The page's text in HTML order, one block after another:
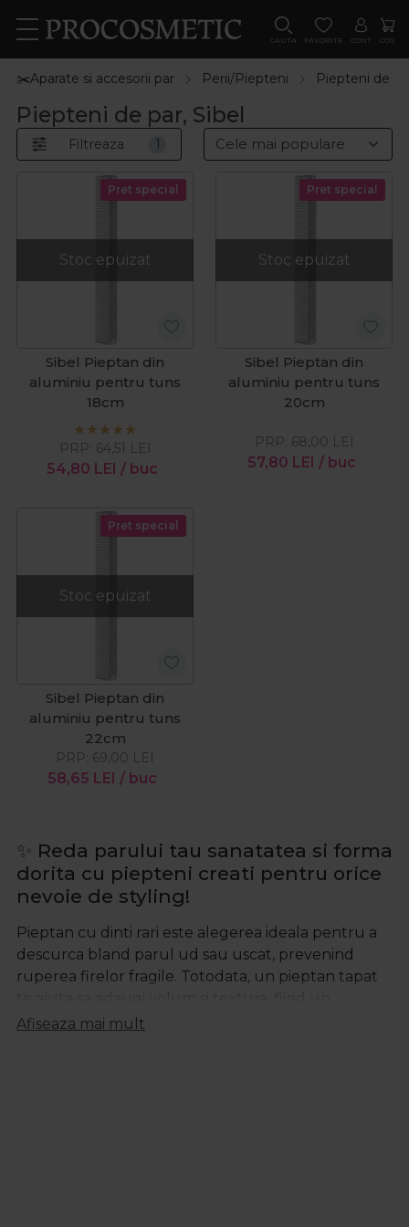
CAUTA FAVORITE CONT COS
✂️Aparate si accesorii par Perii/Piepteni Piepteni de
Piepteni de par, Sibel
Filtreaza 1
Stoc epuizat
Pret special
Sibel Pieptan din
aluminiu pentru tuns
18cm
54,80 LEI / buc
PRP: 64,51 LEI
Stoc epuizat
Pret special
Sibel Pieptan din
aluminiu pentru tuns
20cm
57,80 LEI / buc
PRP: 68,00 LEI
Stoc epuizat
Pret special
Sibel Pieptan din
aluminiu pentru tuns
22cm
58,65 LEI / buc
PRP: 69,00 LEI
✨ Reda parului tau sanatatea si forma
dorita cu piepteni creati pentru orice
nevoie de styling!
Pieptan cu dinti rari este alegerea ideala pentru a
descurca bland parul ud sau uscat, prevenind
ruperea firelor fragile. Totodata, un pieptan tapat
instrument indispensabil pentru coafuri elaborate
Afiseaza mai mult